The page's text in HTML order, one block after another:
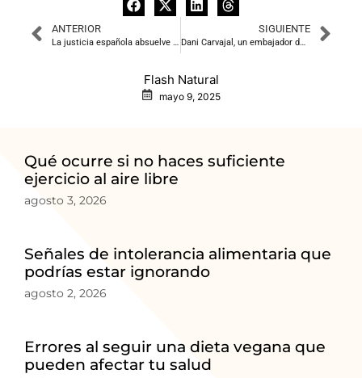
ANTERIOR
La justicia española absuelve a la dirigente de ETA, Iratxe Sorzabal, por confesión obtenida bajo tortura
SIGUIENTE
Dani Carvajal, un embajador de lujo para San Isidro 2025
Flash Natural
mayo 9, 2025
Qué ocurre si no haces suficiente
ejercicio al aire libre
agosto 3, 2026
Señales de intolerancia alimentaria que
podrías estar ignorando
agosto 2, 2026
Errores al seguir una dieta vegana que
pueden afectar tu salud